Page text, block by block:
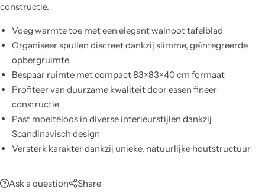
constructie.
Voeg warmte toe met een elegant walnoot tafelblad
Organiseer spullen discreet dankzij slimme, geïntegreerde
opbergruimte
Bespaar ruimte met compact 83×83×40 cm formaat
Profiteer van duurzame kwaliteit door essen fineer
constructie
Past moeiteloos in diverse interieurstijlen dankzij
Scandinavisch design
Versterk karakter dankzij unieke, natuurlijke houtstructuur
Ask a question Share